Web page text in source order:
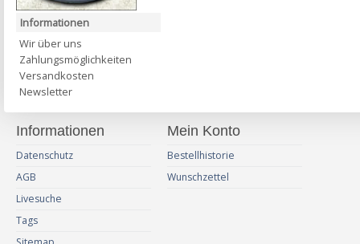
Informationen
Wir über uns
Zahlungsmöglichkeiten
Versandkosten
Newsletter
Informationen
Datenschutz
AGB
Livesuche
Tags
Mein Konto
Bestellhistorie
Wunschzettel